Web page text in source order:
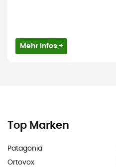
Mehr Infos +
Top Marken
Patagonia
Ortovox